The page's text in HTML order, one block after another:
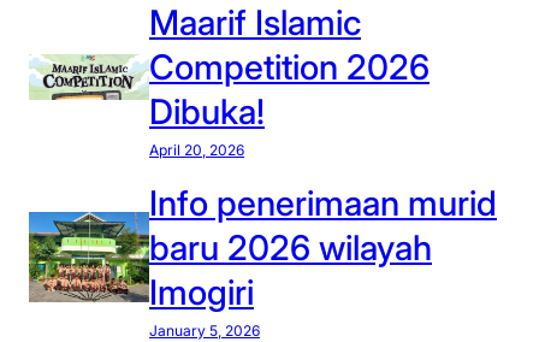
Maarif Islamic
Competition 2026
Dibuka!
April 20, 2026
Info penerimaan murid
baru 2026 wilayah
Imogiri
January 5, 2026